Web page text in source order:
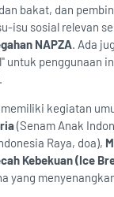
bakat, dan
isu sosial relevan
NAPZA. Ada
untuk penggunaan
kegiatan
(Senam Anak
Raya, doa),
Kebekuan (Ice
yang